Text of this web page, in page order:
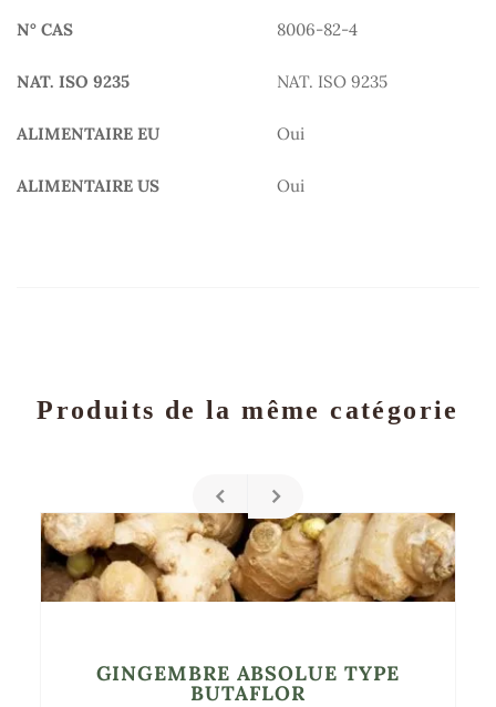
N° CAS 8006-82-4
NAT. ISO 9235 NAT. ISO 9235
ALIMENTAIRE EU Oui
ALIMENTAIRE US Oui
Produits de la même catégorie
GINGEMBRE ABSOLUE TYPE
BUTAFLOR